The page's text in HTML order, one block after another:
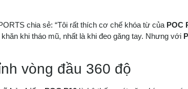
chia sẻ: “Tôi rất thích cơ chế khóa từ của POC
khi tháo mũ, nhất là khi đeo găng tay. Nhưng với
vòng đầu 360 độ